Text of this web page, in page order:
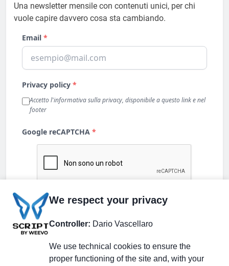
Una newsletter mensile con contenuti unici, per chi
vuole capire davvero cosa sta cambiando.
We respect your privacy
Controller: Dario Vascellaro
We use technical cookies to ensure the
proper functioning of the site and, with your